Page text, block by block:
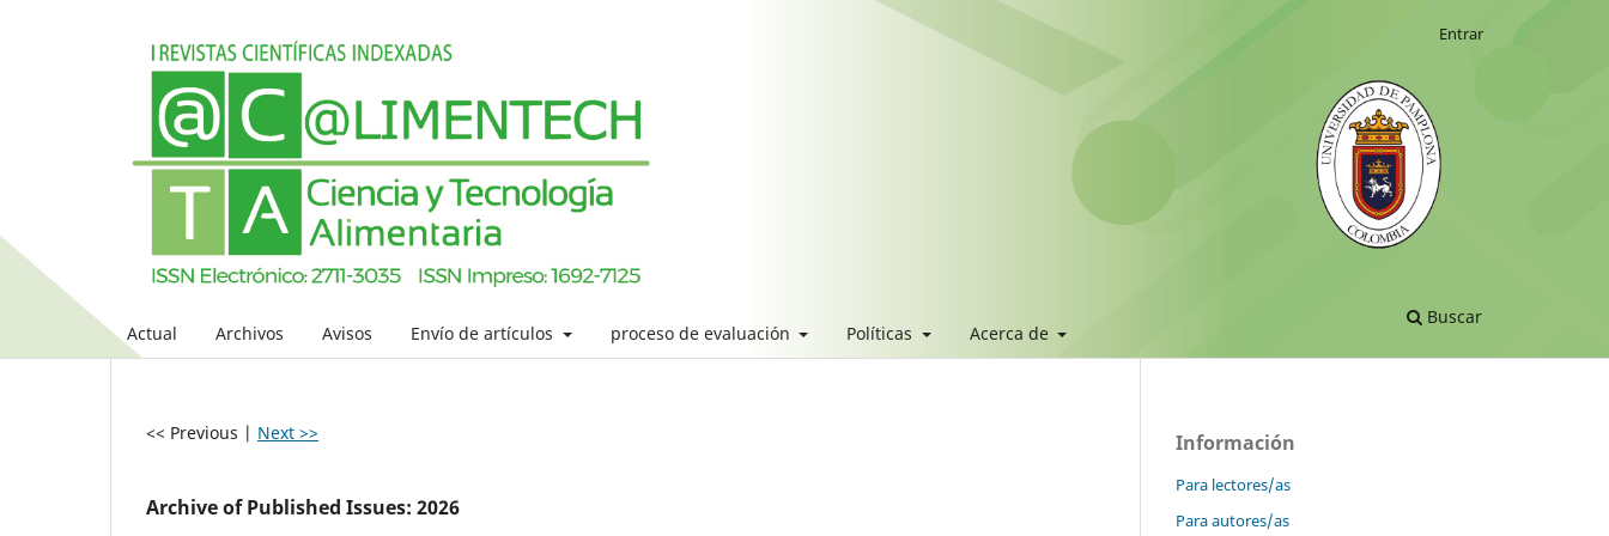
Actual Archivos Avisos Envío de artículos proceso de evaluación Políticas Acerca de
Buscar
Entrar
<< Previous | Next >>
Archive of Published Issues: 2026
Información
Para lectores/as
Para autores/as